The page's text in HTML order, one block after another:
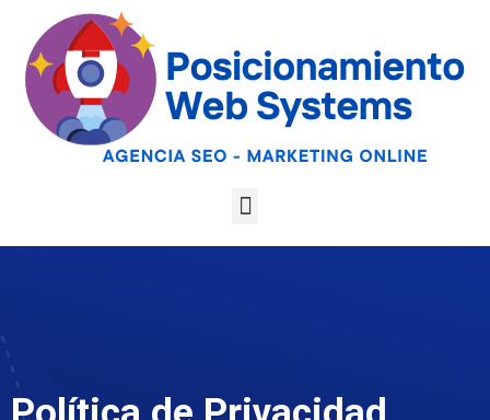
Optimiza tu web
para las AI
Google
Overviews y los
LLMs
Analiza tu web gratis